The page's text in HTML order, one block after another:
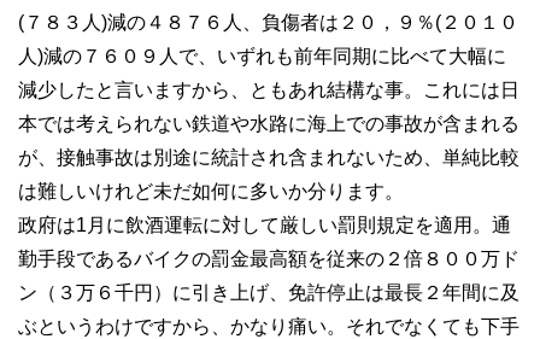
(７８３人)減の４８７６人、負傷者は２０，９％(２０１０
人)減の７６０９人で、いずれも前年同期に比べて大幅に
減少したと言いますから、ともあれ結構な事。これには日
本では考えられない鉄道や水路に海上での事故が含まれる
が、接触事故は別途に統計され含まれないため、単純比較
は難しいけれど未だ如何に多いか分ります。
政府は1月に飲酒運転に対して厳しい罰則規定を適用。通
勤手段であるバイクの罰金最高額を従来の２倍８００万ド
ン（３万６千円）に引き上げ、免許停止は最長２年間に及
ぶというわけですから、かなり痛い。それでなくても下手